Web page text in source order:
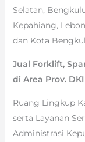
Selatan,
Kepahiang,
dan Kota
Jual Forklift,
di Area Prov.
Ruang Lingkup
serta Layanan
Administrasi